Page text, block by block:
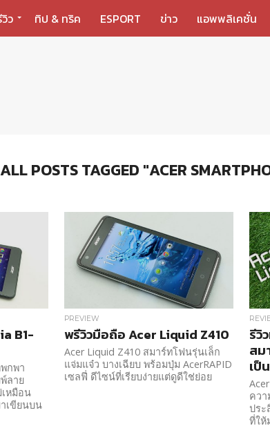
ว ทิป & ทริค ESPORT ข่าว แอพพลิเคชั่น
ALL POSTS TAGGED "ACER
B1-
กพา
ลาย
หมือน
เขียนบน
PREVIEW
พรีวิวมือถือ Acer Liquid Z410
Acer Liquid Z410 สมาร์ทโฟนรุ่นเล็ก
แจ่มแจ๋ว บางเฉียบ พร้อมปุ่ม AcerRAPID
เซลฟี่ ดีไซน์ที่เรียบง่ายแต่ดูดีใช่ย่อย
รีวิ
สม
เป็
คว
ประ
ที่ให้